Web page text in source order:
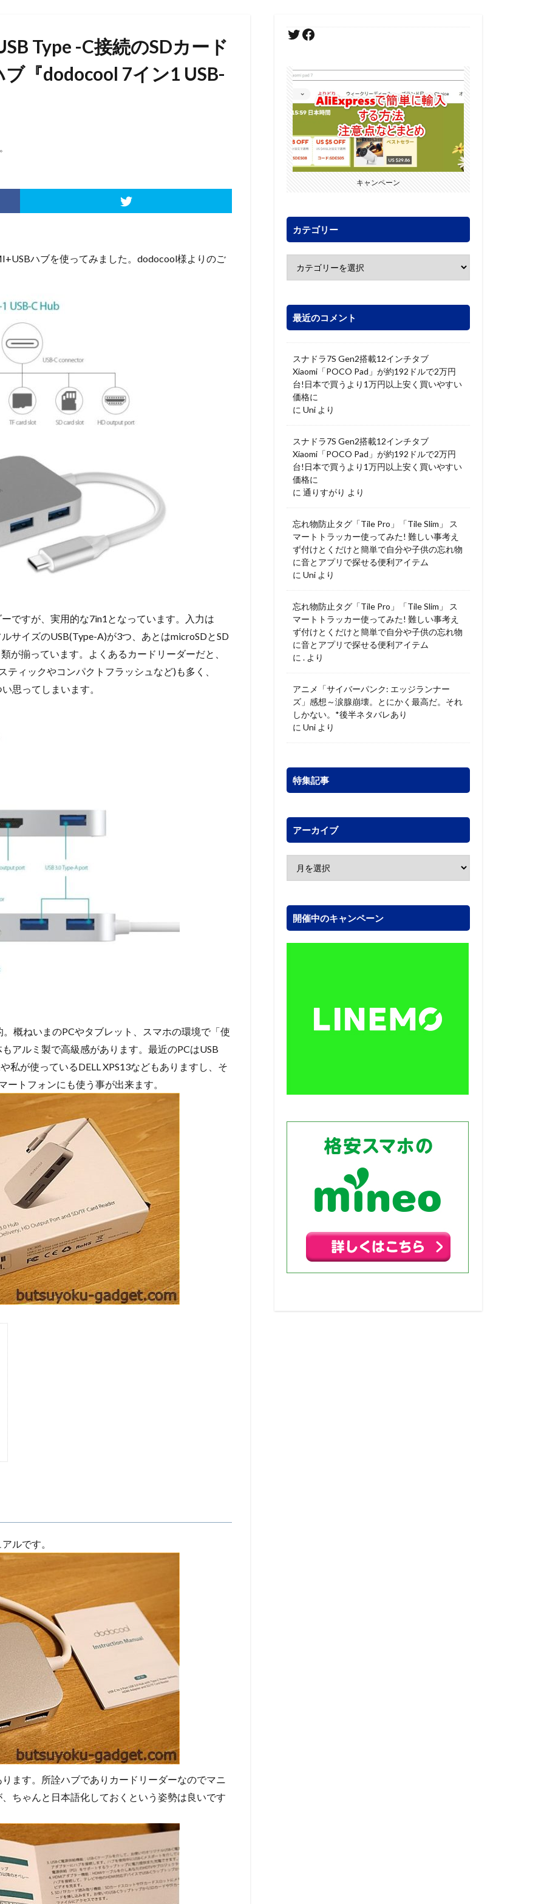
Type -C接続のSDカード
『dodocool 7イン1 USB-
ハブを使ってみました。dodocool様よりのご
ですが、実用的な7in1となっています。入力は
サイズのUSB(Type-A)が3つ、あとはmicroSDとSD
揃っています。よくあるカードリーダーだと、
ィックやコンパクトフラッシュなど)も多く、
思ってしまいます。
概ねいまのPCやタブレット、スマホの環境で「使
アルミ製で高級感があります。最近のPCはUSB
私が使っているDELL XPS13などもありますし、そ
ートフォンにも使う事が出来ます。
ルです。
ます。所詮ハブでありカードリーダーなのでマニ
ちゃんと日本語化しておくという姿勢は良いです
キャンペーン
カテゴリー
最近のコメント
スナドラ7S Gen2搭載12インチタブ
Xiaomi「POCO Pad」が約192ドルで2万円
台!日本で買うより1万円以上安く買いやすい
価格に
に Uni より
スナドラ7S Gen2搭載12インチタブ
Xiaomi「POCO Pad」が約192ドルで2万円
台!日本で買うより1万円以上安く買いやすい
価格に
に 通りすがり より
忘れ物防止タグ「Tile Pro」「Tile Slim」 ス
マートトラッカー使ってみた! 難しい事考え
ず付けとくだけと簡単で自分や子供の忘れ物
に音とアプリで探せる便利アイテム
に Uni より
忘れ物防止タグ「Tile Pro」「Tile Slim」 ス
マートトラッカー使ってみた! 難しい事考え
ず付けとくだけと簡単で自分や子供の忘れ物
に音とアプリで探せる便利アイテム
に . より
アニメ「サイバーパンク: エッジランナー
ズ」感想～涙腺崩壊。とにかく最高だ。それ
しかない。*後半ネタバレあり
に Uni より
特集記事
アーカイブ
開催中のキャンペーン